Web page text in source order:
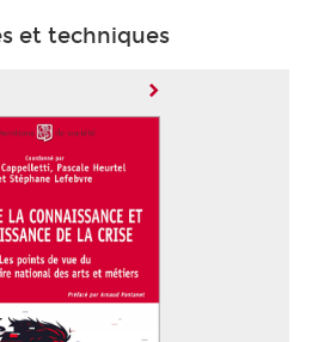
et techniques